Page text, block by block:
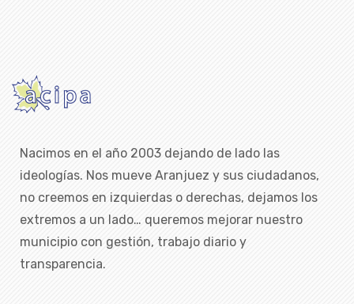
Nacimos en el año 2003 dejando de lado las
ideologías. Nos mueve Aranjuez y sus ciudadanos,
no creemos en izquierdas o derechas, dejamos los
extremos a un lado… queremos mejorar nuestro
municipio con gestión, trabajo diario y
transparencia.